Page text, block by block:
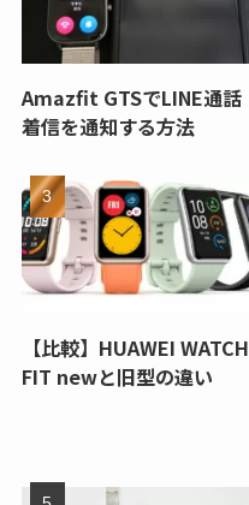
Amazfit GTSでLINE通話
着信を通知する方法
【比較】HUAWEI WATCH
FIT newと旧型の違い